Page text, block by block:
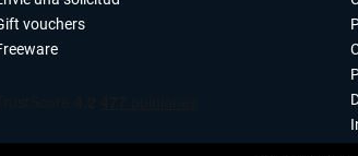
vouchers